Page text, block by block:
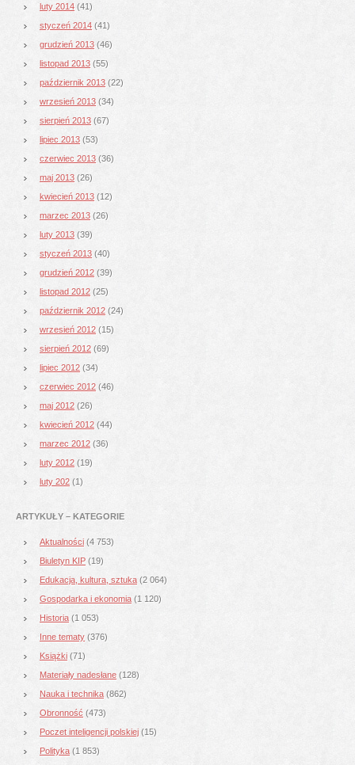
luty 2014 (41)
styczeń 2014 (41)
grudzień 2013 (46)
listopad 2013 (55)
październik 2013 (22)
wrzesień 2013 (34)
sierpień 2013 (67)
lipiec 2013 (53)
czerwiec 2013 (36)
maj 2013 (26)
kwiecień 2013 (12)
marzec 2013 (26)
luty 2013 (39)
styczeń 2013 (40)
grudzień 2012 (39)
listopad 2012 (25)
październik 2012 (24)
wrzesień 2012 (15)
sierpień 2012 (69)
lipiec 2012 (34)
czerwiec 2012 (46)
maj 2012 (26)
kwiecień 2012 (44)
marzec 2012 (36)
luty 2012 (19)
luty 202 (1)
ARTYKUŁY – KATEGORIE
Aktualności (4 753)
Biuletyn KIP (19)
Edukacja, kultura, sztuka (2 064)
Gospodarka i ekonomia (1 120)
Historia (1 053)
Inne tematy (376)
Książki (71)
Materiały nadesłane (128)
Nauka i technika (862)
Obronność (473)
Poczet inteligencji polskiej (15)
Polityka (1 853)